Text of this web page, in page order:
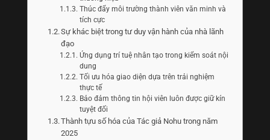
Thúc đẩy môi trường thành viên văn minh và
tích cực
Sự khác biệt trong tư duy vận hành của nhà lãnh
đạo
Ứng dụng trí tuệ nhân tạo trong kiểm soát nội
dung
Tối ưu hóa giao diện dựa trên trải nghiệm
thực tế
Bảo đảm thông tin hội viên luôn được giữ kín
tuyệt đối
Thành tựu số hóa của Tác giả Nohu trong năm
2025